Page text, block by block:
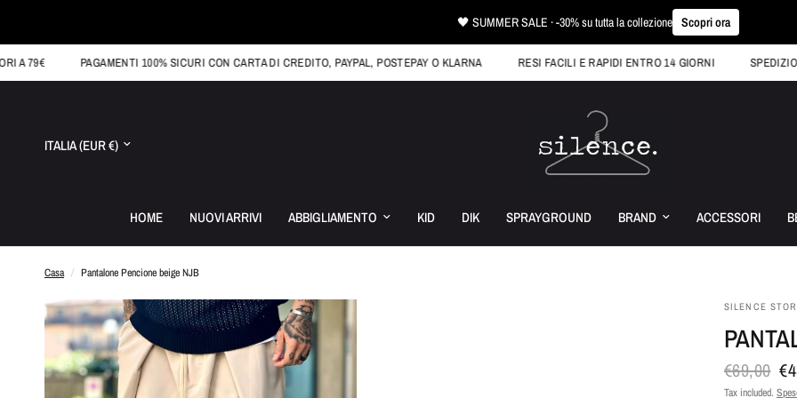
🖤 SUMMER SALE · -30% su tutta la collezione Scopri ora
PAGAMENTI 100% SICURI CON CARTA DI CREDITO, PAYPAL, POSTEPAY O KLARNA RESI FACILI E RAPIDI ENTRO 14 GIORNI SPEDIZIONE
Aggiorna
paese/area
HOME NUOVI ARRIVI ABBIGLIAMENTO KID DIK SPRAYGROUND BRAND ACCESSORI
Casa / Pantalone Pencione beige NJB
SILENCE
€69,00
Tax included.